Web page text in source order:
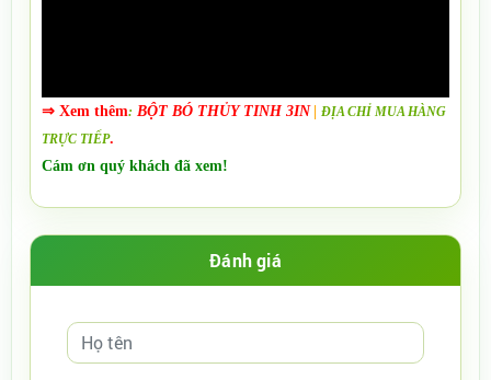
⇒ Xem thêm: BỘT BÓ THỦY TINH 3IN​ | ĐỊA CHỈ MUA HÀNG
TRỰC TIẾP.
Cám ơn quý khách đã xem!
Đánh giá